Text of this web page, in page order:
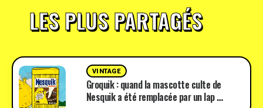
LES PLUS PARTAGÉS
VINTAGE
Groquik : quand la mascotte culte de
Nesquik a été remplacée par un lap …